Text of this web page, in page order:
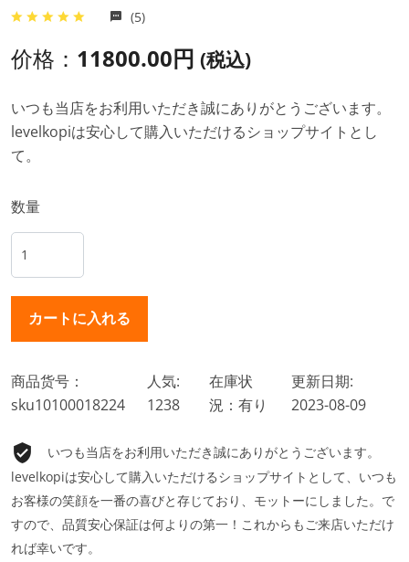
(5)
价格： 11800.00円 (税込)
いつも当店をお利用いただき誠にありがとうございます。
levelkopiは安心して購入いただけるショップサイトとし
て。
数量
商品货号：
sku10100018224
人気:
1238
在庫状
況：有り
更新日期:
2023-08-09
いつも当店をお利用いただき誠にありがとうございます。
levelkopiは安心して購入いただけるショップサイトとして、いつも
お客様の笑顔を一番の喜びと存じており、モットーにしました。で
すので、品質安心保証は何よりの第一！これからもご来店いただけ
れば幸いです。